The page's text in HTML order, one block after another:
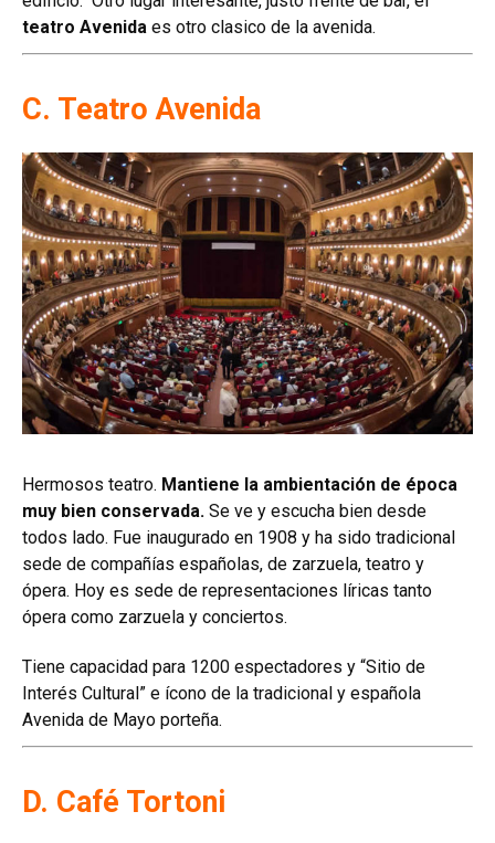
teatro Avenida es otro clasico de la avenida.
C. Teatro Avenida
Hermosos teatro. Mantiene la ambientación de época
muy bien conservada. Se ve y escucha bien desde
todos lado. Fue inaugurado en 1908 y ha sido tradicional
sede de compañías españolas, de zarzuela, teatro y
ópera. Hoy es sede de representaciones líricas tanto
ópera como zarzuela y conciertos.
Tiene capacidad para 1200 espectadores y “Sitio de
Interés Cultural” e ícono de la tradicional y española
Avenida de Mayo porteña.
D. Café Tortoni